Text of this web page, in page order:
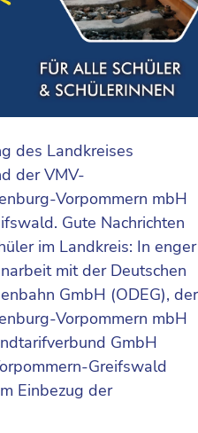
des Landkreises
der VMV-
Vorpommern mbH
Gute Nachrichten
im Landkreis: In enger
mit der Deutschen
GmbH (ODEG), der
Vorpommern mbH
GmbH
Greifswald
Einbezug der